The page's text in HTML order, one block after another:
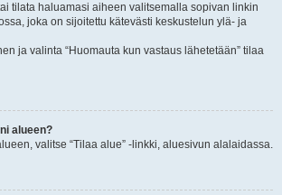
tilata haluamasi aiheen valitsemalla sopivan linkin
joka on sijoitettu kätevästi keskustelun ylä- ja
ja valinta “Huomauta kun vastaus lähetetään” tilaa
alueen?
valitse “Tilaa alue” -linkki, aluesivun alalaidassa.